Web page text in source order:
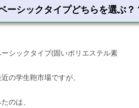
ーシックタイプどちらを選ぶ？
シックタイプ(固いポリエステル素
の学生鞄市場ですが、
のは、